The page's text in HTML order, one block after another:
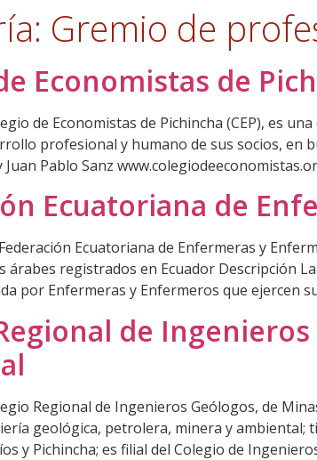
Gremio de
Economistas de
de Economistas de Pichincha (CEP), es
profesional y humano de sus socios, en
Pablo Sanz
Ecuatoriana de
Ecuatoriana de Enfermeras y
árabes registrados en Ecuador Descripción
por Enfermeras y Enfermeros que ejercen
de
Regional de Ingenieros Geólogos, de
geológica, petrolera, minera y ambiental;
y Pichincha; es filial del Colegio de